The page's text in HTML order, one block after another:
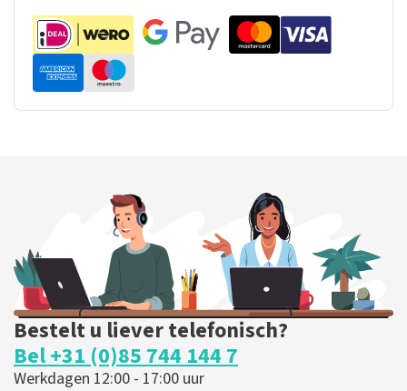
Bestelt u liever telefonisch?
Bel +31 (0)85 744 144 7
Werkdagen 12:00 - 17:00 uur